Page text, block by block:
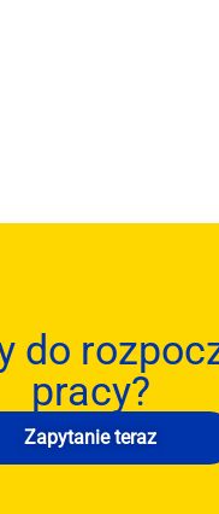
do
pracy?
Zapytanie teraz